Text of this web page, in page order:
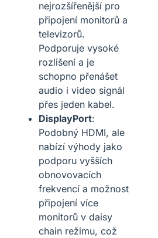
nejrozšířenější pro
připojení monitorů a
televizorů.
Podporuje vysoké
rozlišení a je
schopno přenášet
audio i video signál
přes jeden kabel.
DisplayPort:
Podobný HDMI, ale
nabízí výhody jako
podporu vyšších
obnovovacích
frekvencí a možnost
připojení více
monitorů v daisy
chain režimu, což